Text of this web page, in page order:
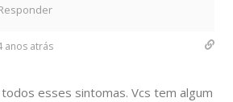
anos atrás
esses sintomas. Vcs tem algum